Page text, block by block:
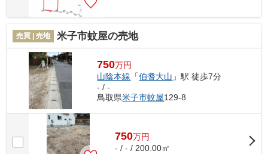
売買 | 売地 米子市蚊屋の売地
750万円
山陰本線 「伯耆大山 」駅 徒歩7分
- / -
鳥取県米子市蚊屋129-8
750万円
- / - / 200.00㎡